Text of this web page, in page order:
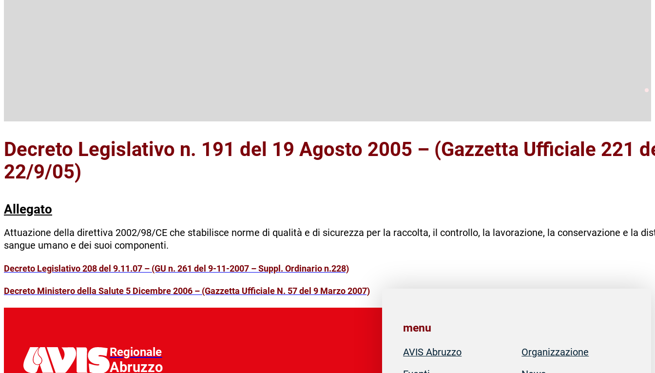
Decreto Legislativo n. 191 del 19 Agosto 2005 – (Gazzetta Ufficiale 221
22/9/05)
Allegato
Attuazione della direttiva 2002/98/CE che stabilisce norme di qualità e di sicurezza per la raccolta, il controllo, la lavorazione, la conservazione e la
sangue umano e dei suoi componenti.
Decreto Legislativo 208 del 9.11.07 – (GU n. 261 del 9-11-2007 – Suppl. Ordinario n.228)
Decreto Ministero della Salute 5 Dicembre 2006 – (Gazzetta Ufficiale N. 57 del 9 Marzo 2007)
Regionale
Abruzzo
menu
AVIS Abruzzo
Organizzazione